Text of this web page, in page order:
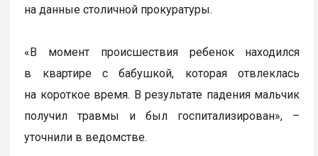
на данные столичной прокуратуры.
«В момент происшествия ребенок находился
в квартире с бабушкой, которая отвлеклась
на короткое время. В результате падения мальчик
получил травмы и был госпитализирован», –
уточнили в ведомстве.